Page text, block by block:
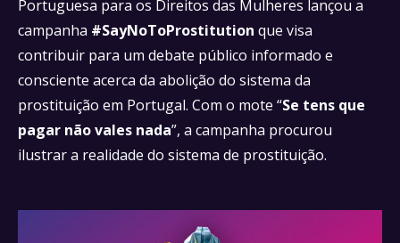
Portuguesa para os Direitos das Mulheres lançou a
campanha #SayNoToProstitution que visa
contribuir para um debate público informado e
consciente acerca da abolição do sistema da
prostituição em Portugal. Com o mote “Se tens que
pagar não vales nada”, a campanha procurou
ilustrar a realidade do sistema de prostituição.